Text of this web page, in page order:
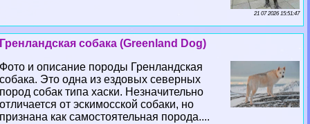
21 07 2026 15:51:47
Гренландская собака (Greenland Dog)
Фото и описание породы Гренландская
собака. Это одна из ездовых северных
пород собак типа хаски. Незначительно
отличается от эскимосской собаки, но
признана как самостоятельная порода....